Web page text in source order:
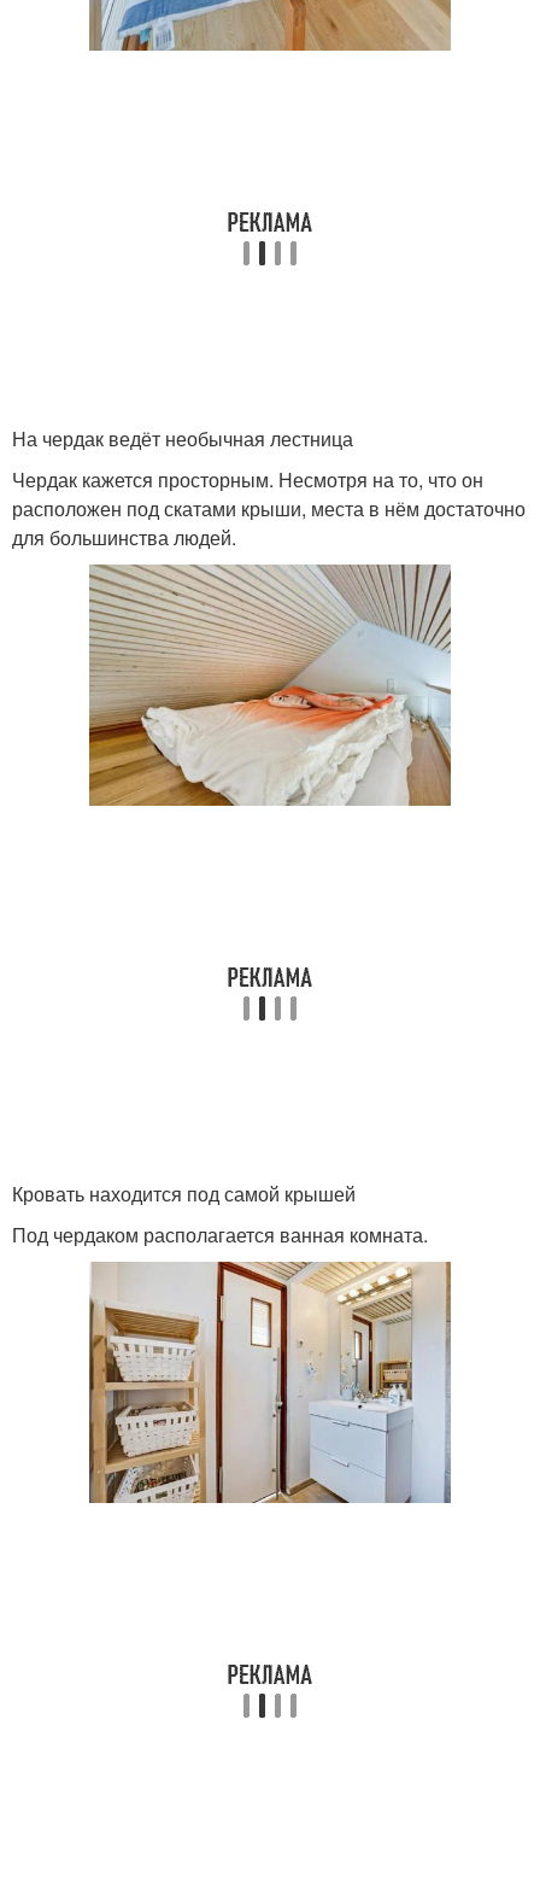
На чердак ведёт необычная лестница
Чердак кажется просторным. Несмотря на то, что он
расположен под скатами крыши, места в нём достаточно
для большинства людей.
Кровать находится под самой крышей
Под чердаком располагается ванная комната.